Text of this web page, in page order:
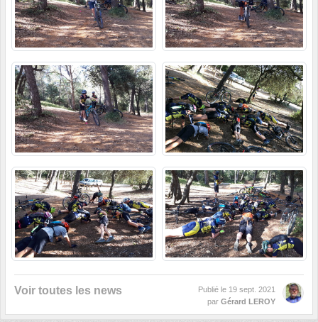
Voir toutes les news Publié le 19 sept. 2021
par Gérard LEROY